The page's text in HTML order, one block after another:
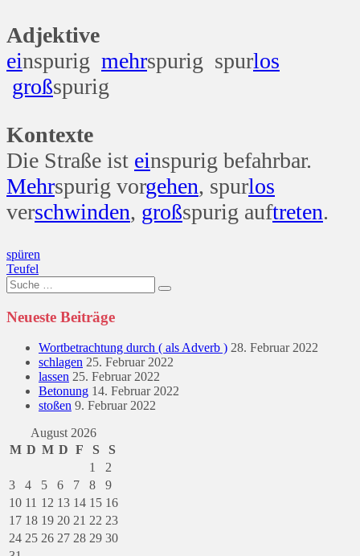
Adjektive
einspurig mehrspurig spurlos
großspurig
Kontexte
Die Straße ist einspurig befahrbar.
Mehrspurig vorgehen, spurlos
verschwinden, großspurig auftreten.
Beitragsnavigation
spüren
Teufel
Suche
nach:
Neueste Beiträge
Wortbetrachtung durch ( als Adverb ) 28. Februar 2022
schlagen 25. Februar 2022
lassen 25. Februar 2022
Betonung 14. Februar 2022
stoßen 9. Februar 2022
August 2026
M D M D F S
S
1
2
3
4 5 6 7 8
9
10 11 12 13 14 15 16
17 18 19 20 21 22 23
24 25 26 27 28 29 30